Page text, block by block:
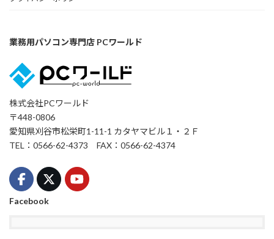
業務用パソコン専門店 PCワールド
株式会社PCワールド
〒448-0806
愛知県刈谷市松栄町1-11-1 カタヤマビル１・２Ｆ
TEL：0566-62-4373 FAX：0566-62-4374
Facebook